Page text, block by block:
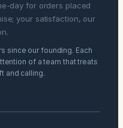
day for orders placed
your satisfaction, our
since our founding. Each
of a team that treats
and calling.